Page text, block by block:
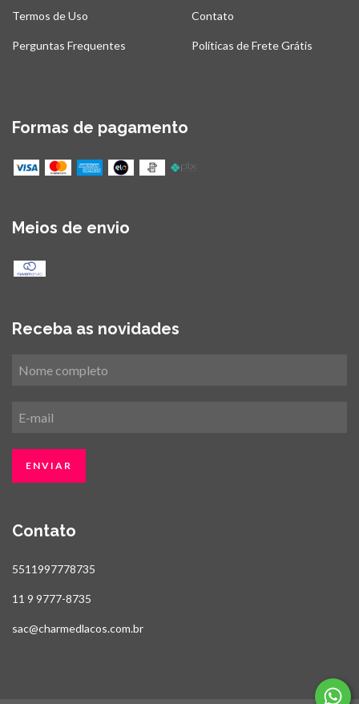
Termos de Uso Contato
Perguntas Frequentes Políticas de Frete Grátis
Formas de pagamento
Meios de envio
Receba as novidades
Contato
5511997778735
11 9 9777-8735
sac@charmedlacos.com.br